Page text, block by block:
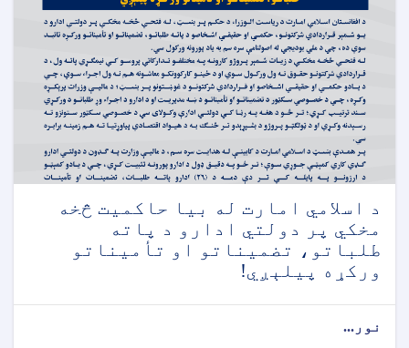
د اسلامي امارت له بیا حاکمیت څخه
مخکي پر دولتي ادارو د پاته
طلباتو، تضمیناتو او تأمیناتو
ورکړه پیلېږي!
نور...